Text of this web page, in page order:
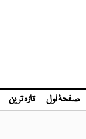
صفحۂ اول تازہ ترین